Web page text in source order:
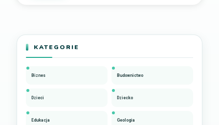
KATEGORIE
Biznes Budownictwo
Dzieci Dziecko
Edukacja Geologia